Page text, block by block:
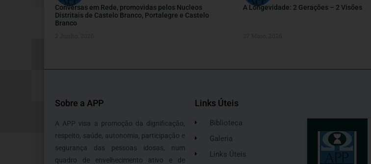
Conversas em Rede, promovidas pelos Nucleos
Distritais de Castelo Branco, Portalegre e Castelo
Branco
A Longevidade: 2 Gerações – 2 Visões
Sobre a APP
A APP visa a promoção da dignificação,
respeito, saúde, autonomia, participação e
segurança das pessoas idosas, num
quadro de envelhecimento ativo e de
Links Úteis
Biblioteca
Galeria
Links Úteis